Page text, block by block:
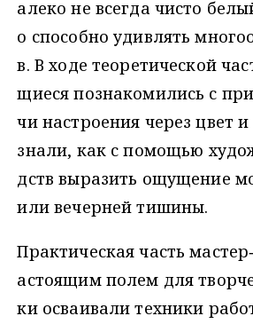
алеко не всегда чисто
о способно удивлять
в. В ходе теоретической
щиеся познакомились с
чи настроения через цвет
знали, как с помощью
дств выразить ощущение
или вечерней тишины.
Практическая часть
астоящим полем для
ки осваивали техники